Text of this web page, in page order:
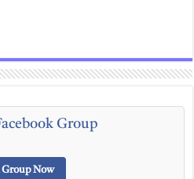
Group
Group Now